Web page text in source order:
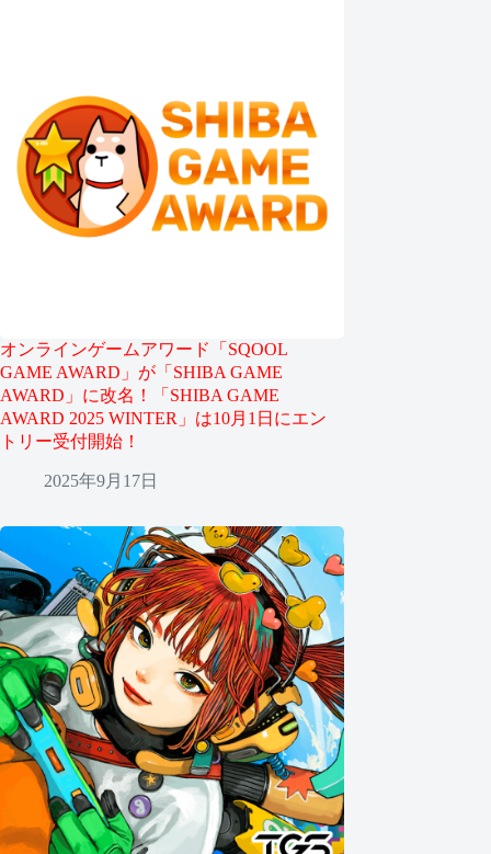
オンラインゲームアワード「SQOOL
GAME AWARD」が「SHIBA GAME
AWARD」に改名！「SHIBA GAME
AWARD 2025 WINTER」は10月1日にエン
トリー受付開始！
2025年9月17日